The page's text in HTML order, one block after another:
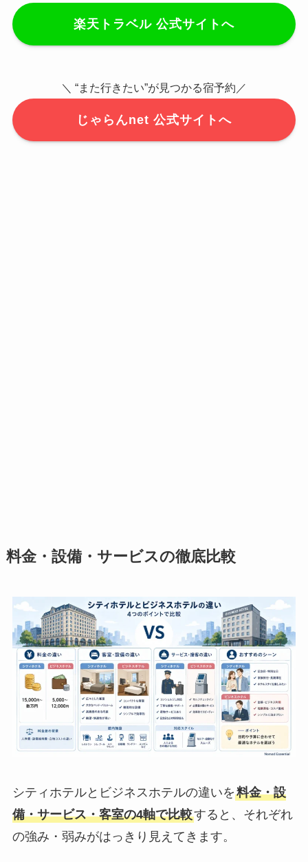
楽天トラベル 公式サイトへ
＼ “また行きたい”が見つかる宿予約／
じゃらんnet 公式サイトへ
料金・設備・サービスの徹底比較
シティホテルとビジネスホテルの違いを料金・設
備・サービス・客室の4軸で比較すると、それぞれ
の強み・弱みがはっきり見えてきます。